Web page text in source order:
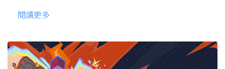
閱讀更多